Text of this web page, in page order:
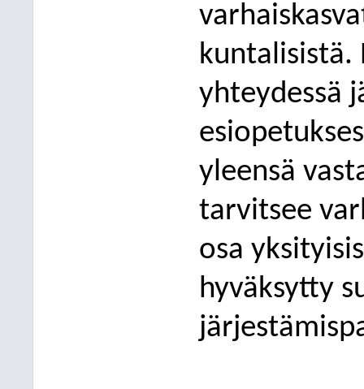
kuntalisistä.
yhteydessä
yleensä
tarvitsee
osa
hyväksytty